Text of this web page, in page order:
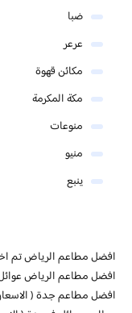
ضبا
عرعر
مكائن قهوة
مكة المكرمة
منوعات
منيو
ينبع
افضل مطاعم الرياض تم
افضل مطاعم الرياض عوائل
افضل مطاعم جدة (